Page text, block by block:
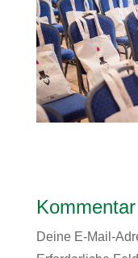
Deine E-Mail-